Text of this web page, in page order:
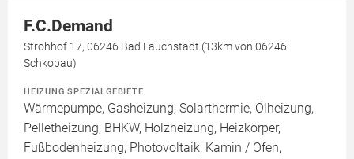
F.C.Demand
Strohhof 17, 06246 Bad Lauchstädt (13km von 06246
Schkopau)
HEIZUNG SPEZIALGEBIETE
Wärmepumpe, Gasheizung, Solarthermie, Ölheizung,
Pelletheizung, BHKW, Holzheizung, Heizkörper,
Fußbodenheizung, Photovoltaik, Kamin / Ofen,